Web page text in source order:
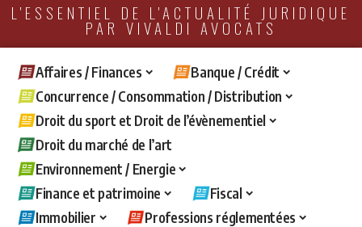
L'ESSENTIEL DE L'ACTUALITÉ JURIDIQUE
PAR VIVALDI AVOCATS
Affaires / Finances
Banque / Crédit
Concurrence / Consommation / Distribution
Droit du sport et Droit de l’évènementiel
Droit du marché de l’art
Environnement / Energie
Finance et patrimoine
Fiscal
Immobilier
Professions réglementées